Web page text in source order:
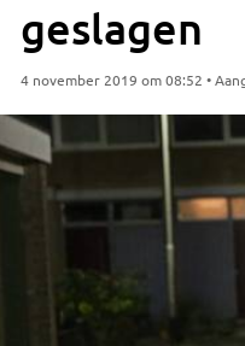
geslagen
4 november 2019 om 08:52 •